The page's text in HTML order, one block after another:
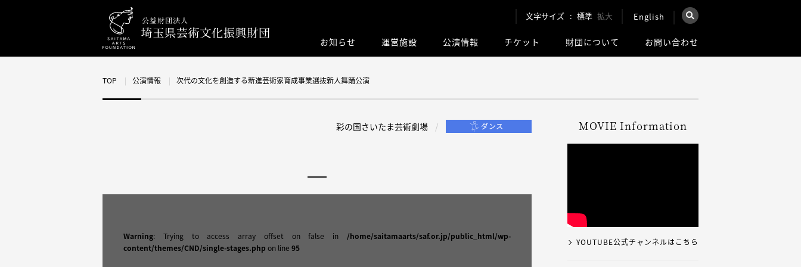
文字サイズ 標準 拡大 English
×
お知らせ 運営施設 公演情報 チケット 財団について お問い合わせ
TOP 公演情報 次代の文化を創造する新進芸術家育成事業選抜新人舞踊公演
彩の国さいたま芸術劇場
Warning: Trying to access array offset on false in /home/saitamaarts/saf.or.jp/public_html/wp-
content/themes/CND/single-stages.php on line 95
MOVIE Information
YOUTUBE公式チャンネルはこちら